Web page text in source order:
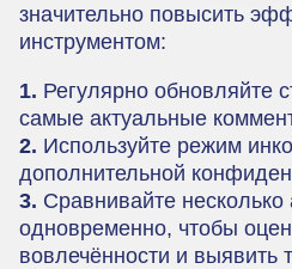
значительно повысить
инструментом:
1. Регулярно обновляйте
самые актуальные
2. Используйте режим
дополнительной
3. Сравнивайте несколько
одновременно, чтобы
вовлечённости и выявить